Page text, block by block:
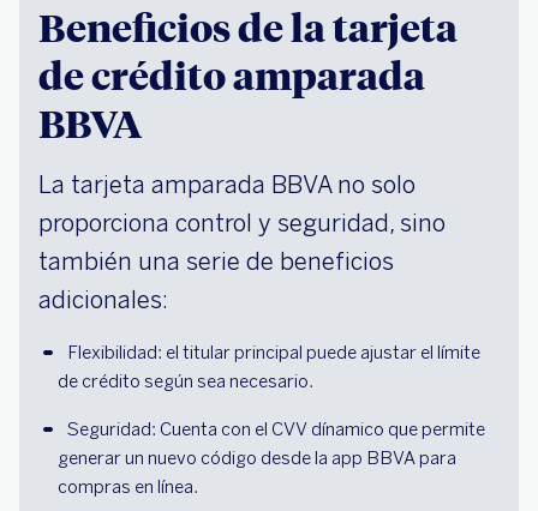
Beneficios de la tarjeta
de crédito amparada
BBVA
La tarjeta amparada BBVA no solo
proporciona control y seguridad, sino
también una serie de beneficios
adicionales:
Flexibilidad: el titular principal puede ajustar el límite
de crédito según sea necesario.
Seguridad: Cuenta con el CVV dínamico que permite
generar un nuevo código desde la app BBVA para
compras en línea.